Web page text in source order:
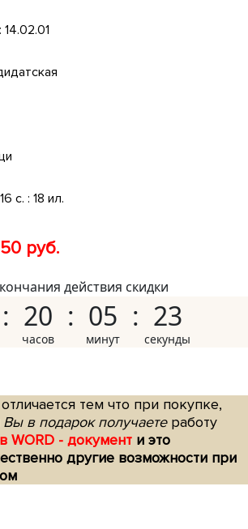
14.02.01
с. : 18 ил.
руб.
действия скидки
20 05 22
тем что при покупке,
Вы в подарок получаетеработу
WORD - документ и это
другие возможности при